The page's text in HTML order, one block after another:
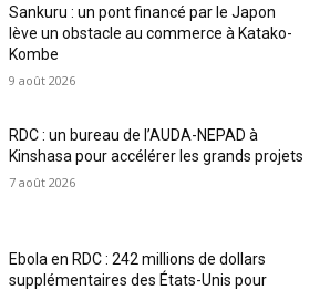
Sankuru : un pont financé par le Japon
lève un obstacle au commerce à Katako-
Kombe
9 août 2026
RDC : un bureau de l’AUDA-NEPAD à
Kinshasa pour accélérer les grands projets
7 août 2026
Ebola en RDC : 242 millions de dollars
supplémentaires des États-Unis pour